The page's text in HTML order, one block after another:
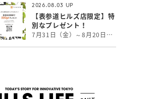
2026.08.03
【表参道ヒルズ店限定】特
別なプレゼント！
7月31日（金）～8月20日（木）、表参道ヒルズのメインエントランスにてTHANNのプロダクトを展示しております。 THANNの世界観を感じていただける特別な空間となっております。 展示期間中、表参道ヒルズ店で￥8,000以上ご購入いただいた方には 「シャワージェル・ボディミルクAW 各60mlセット」をプレゼントいたします。 THANN表参道ヒルズ店限定の特別キャンペーンになります。 皆様のご来店を心よりお待ちしております。 ※詳しくは店舗までお問い合わせください。 本館B2／THANN